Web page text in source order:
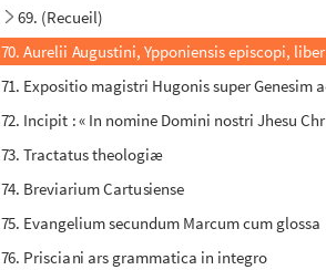
69. (Recueil)
70. Aurelii Augustini, Ypponiensis episcopi,
71. Expositio magistri Hugonis super Genesim
72. Incipit : « In nomine Domini nostri Jhesu
73. Tractatus theologiæ
74. Breviarium Cartusiense
75. Evangelium secundum Marcum cum glossa
76. Prisciani ars grammatica in integro